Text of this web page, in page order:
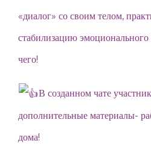
«диалог» со своим телом,
стабилизацию
чего!
В созданном чате
дополнительные материалы-
дома!